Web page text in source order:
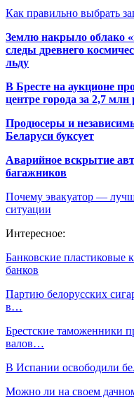
Как правильно выбрать
Землю накрыло облако
следы древнего
льду
В Бресте на аукционе
центре города за 2,7 млн
Продюсеры и
Беларуси буксует
Аварийное вскрытие
багажников
Почему эвакуатор —
ситуации
Интересное:
Банковские пластиковые
банков
Партию белорусских
в…
Брестские таможенники
валов…
В Испании освободили
Можно ли на своем